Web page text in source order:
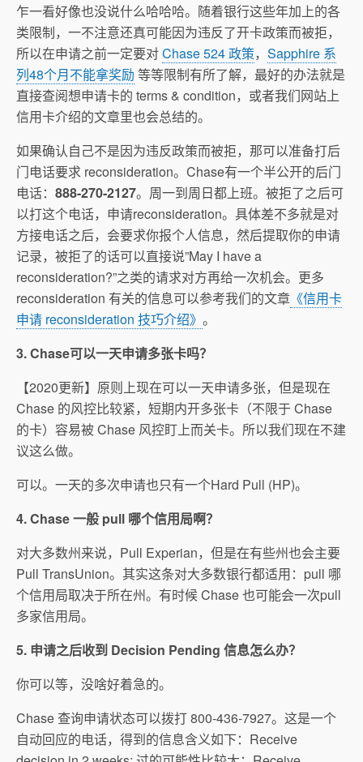
乍一看好像也没说什么哈哈哈。随着银行这些年加上的各
类限制，一不注意还真可能因为违反了开卡政策而被拒，
所以在申请之前一定要对Chase 524 政策， Sapphire 系
列48个月不能拿奖励 等等限制有所了解，最好的办法就是
直接查阅想申请卡的 terms & condition，或者我们网站上
信用卡介绍的文章里也会总结的。
如果确认自己不是因为违反政策而被拒，那可以准备打后
门电话要求 reconsideration。Chase有一个半公开的后门
电话： 888-270-2127。周一到周日都上班。被拒了之后可
以打这个电话，申请reconsideration。具体差不多就是对
方接电话之后，会要求你报个人信息，然后提取你的申请
记录，被拒了的话可以直接说”May I have a
reconsideration?”之类的请求对方再给一次机会。更多
reconsideration 有关的信息可以参考我们的文章 《信用卡
申请 reconsideration 技巧介绍》 。
3. Chase可以一天申请多张卡吗？
【2020更新】原则上现在可以一天申请多张，但是现在
Chase 的风控比较紧，短期内开多张卡（不限于 Chase
的卡）容易被 Chase 风控盯上而关卡。所以我们现在不建
议这么做。
可以。一天的多次申请也只有一个Hard Pull (HP)。
4. Chase 一般 pull 哪个信用局啊？
对大多数州来说，Pull Experian，但是在有些州也会主要
Pull TransUnion。其实这条对大多数银行都适用：pull 哪
个信用局取决于所在州。有时候 Chase 也可能会一次pull
多家信用局。
5. 申请之后收到 Decision Pending 信息怎么办？
你可以等，没啥好着急的。
Chase 查询申请状态可以拨打 800-436-7927。这是一个
自动回应的电话，得到的信息含义如下：Receive